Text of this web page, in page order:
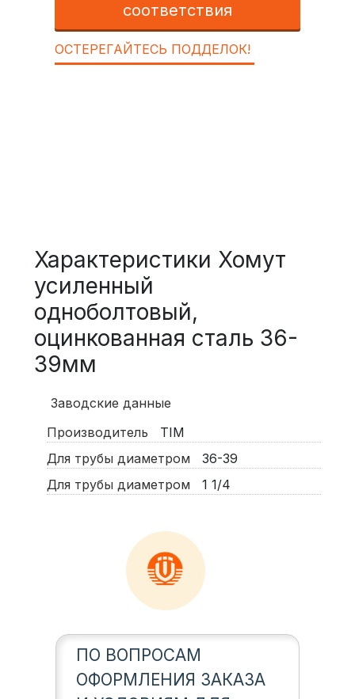
соответствия
ОСТЕРЕГАЙТЕСЬ ПОДДЕЛОК!
Характеристики Хомут
усиленный
одноболтовый,
оцинкованная сталь 36-
39мм
Заводские данные
Производитель
TIM
Для трубы диаметром
36-39
Для трубы диаметром
1 1/4
ПО ВОПРОСАМ
ОФОРМЛЕНИЯ ЗАКАЗА